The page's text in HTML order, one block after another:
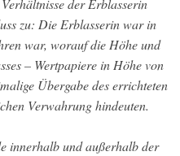
der Erblasserin
zu: Die Erblasserin war in
war, worauf die Höhe und
– Wertpapiere in Höhe von
Übergabe des errichteten
Verwahrung hindeuten.
innerhalb und außerhalb der